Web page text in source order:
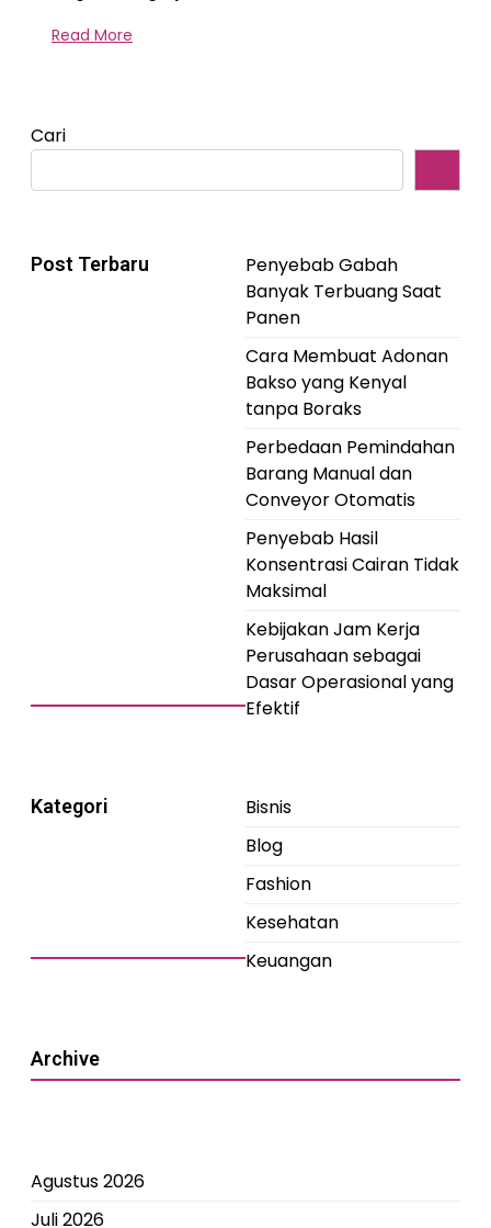
Read More
Cari
Post Terbaru
Penyebab Gabah
Banyak Terbuang Saat
Panen
Cara Membuat Adonan
Bakso yang Kenyal
tanpa Boraks
Perbedaan Pemindahan
Barang Manual dan
Conveyor Otomatis
Penyebab Hasil
Konsentrasi Cairan Tidak
Maksimal
Kebijakan Jam Kerja
Perusahaan sebagai
Dasar Operasional yang
Efektif
Kategori
Bisnis
Blog
Fashion
Kesehatan
Keuangan
Archive
Agustus 2026
Juli 2026